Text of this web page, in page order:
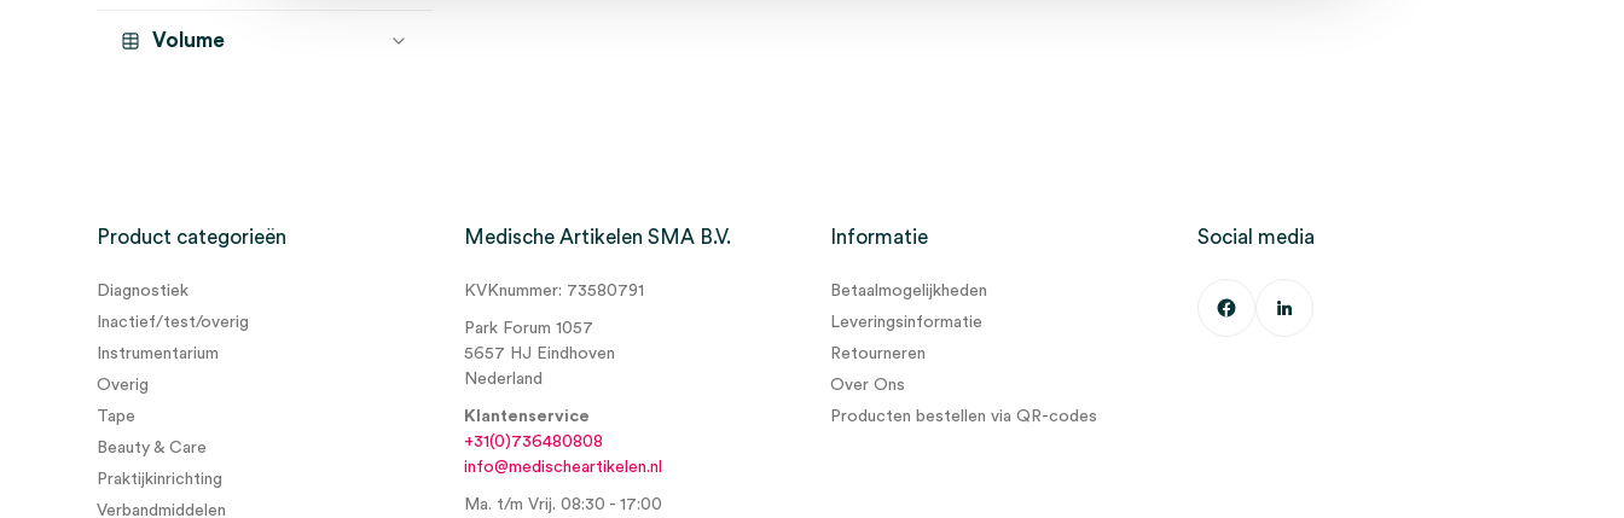
Volume
Product categorieën
Diagnostiek
Inactief/test/overig
Instrumentarium
Overig
Tape
Beauty & Care
Praktijkinrichting
Verbandmiddelen
Medische Artikelen SMA B.V.
KVKnummer: 73580791
Park Forum 1057
5657 HJ Eindhoven
Nederland
Klantenservice
+31(0)736480808
info@medischeartikelen.nl
Ma. t/m Vrij. 08:30 - 17:00
Informatie
Betaalmogelijkheden
Leveringsinformatie
Retourneren
Over Ons
Producten bestellen via QR-codes
Social media